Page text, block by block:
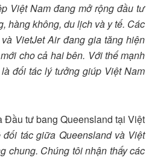
Việt Nam đang mở rộng đầu tư
hàng không, du lịch và y tế. Các
VietJet Air đang gia tăng hiện
cho cả hai bên. Với thế mạnh
đối tác lý tưởng giúp Việt Nam
Đầu tư bang Queensland tại Việt
đối tác giữa Queensland và Việt
chung. Chúng tôi nhận thấy các